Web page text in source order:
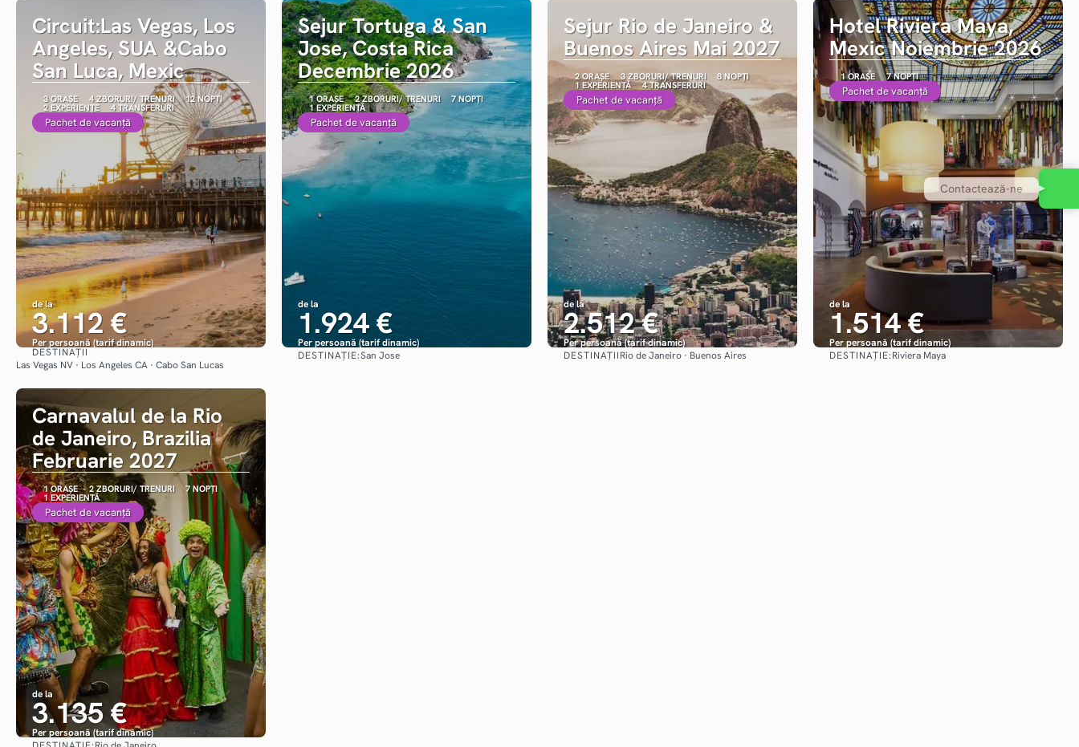
Circuit:Las Vegas, Los
Angeles, SUA &Cabo
San Luca, Mexic
3 ORAȘE 4 ZBORURI/ TRENURI 12 NOPȚI
2 EXPERIENȚE 4 TRANSFERURI
Pachet de vacanță
de la
3.112 €
Per persoană (tarif dinamic)
Vezi detalii
DESTINAȚII
Las Vegas NV · Los Angeles CA · Cabo San Lucas
Sejur Tortuga & San
Jose, Costa Rica
Decembrie 2026
1 ORAȘE 2 ZBORURI/ TRENURI 7 NOPȚI
1 EXPERIENȚĂ
Pachet de vacanță
de la
1.924 €
Per persoană (tarif dinamic)
Vezi detalii
DESTINAȚIE:San Jose
Sejur Rio de Janeiro &
Buenos Aires Mai 2027
2 ORAȘE 3 ZBORURI/ TRENURI 8 NOPȚI
1 EXPERIENȚĂ 4 TRANSFERURI
Pachet de vacanță
de la
2.512 €
Per persoană (tarif dinamic)
Vezi detalii
DESTINAȚIIRio de Janeiro · Buenos Aires
Hotel Riviera Maya,
Mexic Noiembrie 2026
1 ORAȘE 7 NOPȚI
Pachet de vacanță
de la
1.514 €
Per persoană (tarif dinamic)
Vezi detalii
DESTINAȚIE:Riviera Maya
Carnavalul de la Rio
de Janeiro, Brazilia
Februarie 2027
1 ORAȘE 2 ZBORURI/ TRENURI 7 NOPȚI
1 EXPERIENȚĂ
Pachet de vacanță
de la
3.135 €
Per persoană (tarif dinamic)
Contactează-ne